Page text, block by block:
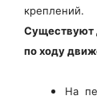
креплений.
Существуют
по ходу
На